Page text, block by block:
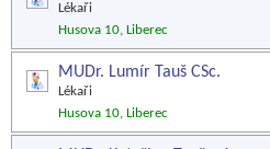
Lékaři
Husova 10, Liberec
MUDr. Lumír Tauš CSc.
Lékaři
Husova 10, Liberec